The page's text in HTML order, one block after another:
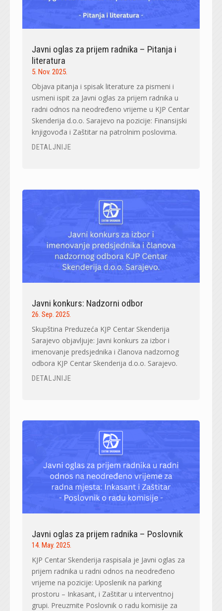
Javni oglas za prijem radnika – Pitanja i
literatura
5. Nov. 2025.
Objava pitanja i spisak literature za pismeni i
usmeni ispit za Javni oglas za prijem radnika u
radni odnos na neodređeno vrijeme u KJP Centar
Skenderija d.o.o. Sarajevo na pozicije: Finansijski
knjigovođa i Zaštitar na patrolnim poslovima.
DETALJNIJE
Javni konkurs: Nadzorni odbor
26. Sep. 2025.
Skupština Preduzeća KJP Centar Skenderija
Sarajevo objavljuje: Javni konkurs za izbor i
imenovanje predsjednika i članova nadzornog
odbora KJP Centar Skenderija d.o.o. Sarajevo.
DETALJNIJE
Javni oglas za prijem radnika – Poslovnik
14. May. 2025.
KJP Centar Skenderija raspisala je Javni oglas za
prijem radnika u radni odnos na neodređeno
vrijeme na pozicije: Uposlenik na parking
prostoru – Inkasant, i Zaštitar u interventnoj
grupi. Preuzmite Poslovnik o radu komisije za